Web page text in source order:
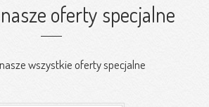
oferty specjalne
wszystkie oferty specjalne